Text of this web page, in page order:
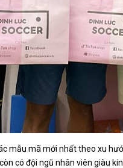
mẫu mã mới nhất theo xu
có đội ngũ nhân viên giàu